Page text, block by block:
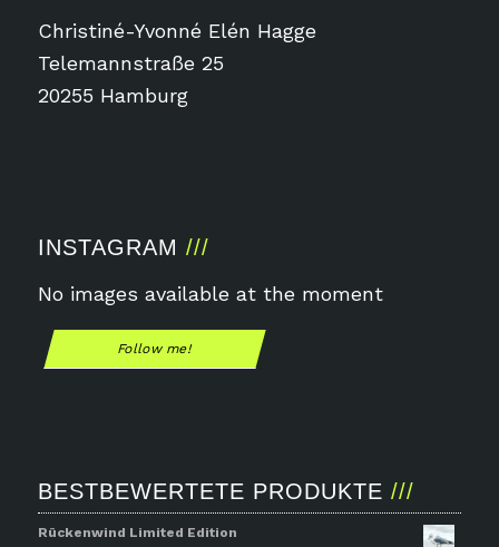
Christiné-Yvonné Elén Hagge
Telemannstraße 25
20255 Hamburg
INSTAGRAM
No images available at the moment
Follow me!
BESTBEWERTETE PRODUKTE
Rückenwind Limited Edition